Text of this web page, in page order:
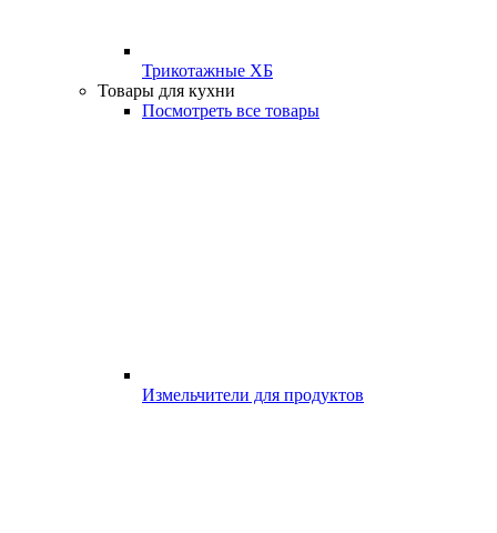
Трикотажные ХБ
Товары для кухни
Посмотреть все товары
Измельчители для продуктов